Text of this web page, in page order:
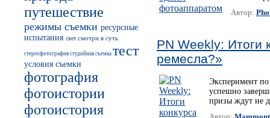
путешествие
режимы съемки ресурсные
испытания светсмотри в суть
стереофотография студийная съемка тест
условия съемки
фотография
фотоистории
фотоистория
Автор:
PN Weekly: Итоги
ремесла?»
Эксперимент по
успешно
призы ждут не